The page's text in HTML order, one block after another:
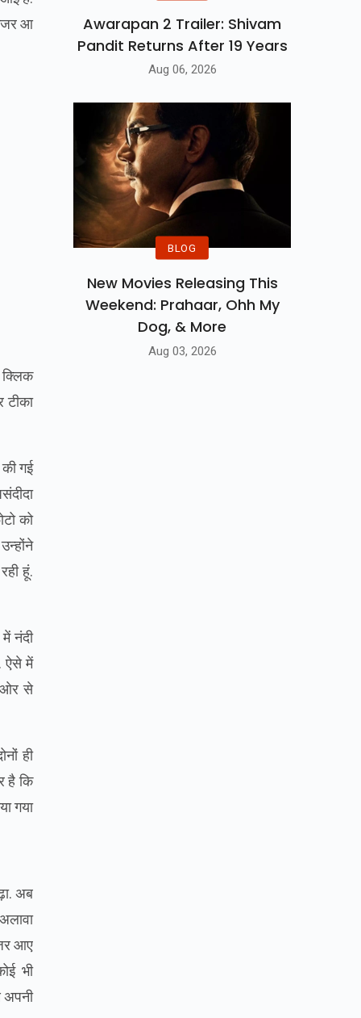
आ
क्लिक
गई
को
हूं.
नंदी
ऐसे में
ओर से
ही
है कि
गया
अब
आए
भी
अपनी
Awarapan 2 Trailer: Shivam
Pandit Returns After 19 Years
Aug 06, 2026
BLOG
New Movies Releasing This
Weekend: Prahaar, Ohh My
Dog, & More
Aug 03, 2026